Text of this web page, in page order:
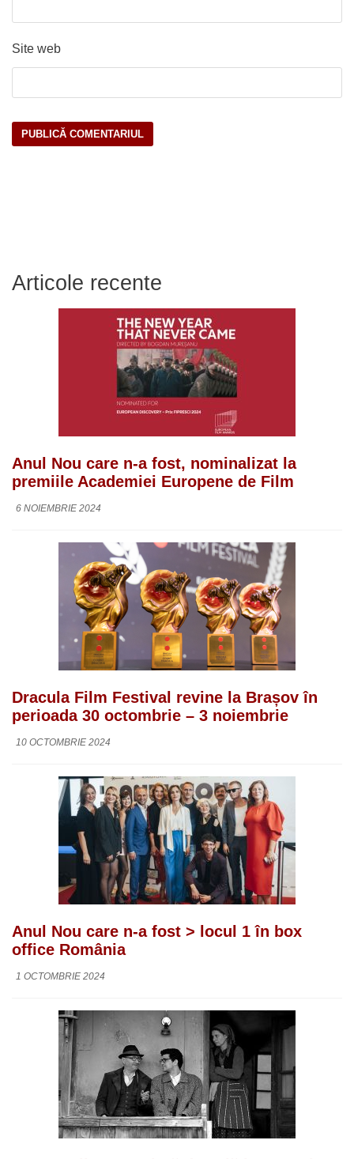
Site web
Articole recente
Anul Nou care n-a fost, nominalizat la
premiile Academiei Europene de Film
6 NOIEMBRIE 2024
Dracula Film Festival revine la Brașov în
perioada 30 octombrie – 3 noiembrie
10 OCTOMBRIE 2024
Anul Nou care n-a fost > locul 1 în box
office România
1 OCTOMBRIE 2024